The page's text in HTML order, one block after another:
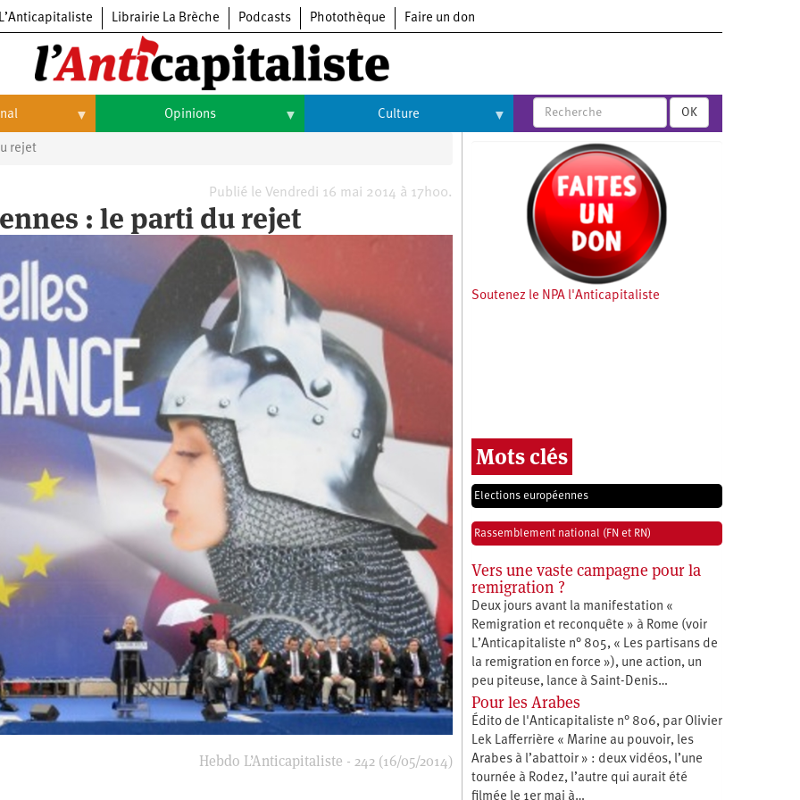
L’Anticapitaliste Librairie La Brèche Podcasts Photothèque Faire un don
Opinions Culture
Arts
Musique
OK
rejet
Publié le Vendredi 16 mai 2014 à 17h00.
: le parti du rejet
Hebdo L’Anticapitaliste - 242 (16/05/2014)
Soutenez le NPA l'Anticapitaliste
Mots clés
Elections européennes
Rassemblement national (FN et RN)
Vers une vaste campagne pour la
remigration ?
Deux jours avant la manifestation «
Remigration et reconquête » à Rome (voir
L’Anticapitaliste n° 805, « Les partisans de
la remigration en force »), une action, un
peu piteuse, lance à Saint-Denis…
Pour les Arabes
Édito de l'Anticapitaliste n° 806, par Olivier
Lek Lafferrière « Marine au pouvoir, les
Arabes à l’abattoir » : deux vidéos, l’une
tournée à Rodez, l’autre qui aurait été
filmée le 1er mai à…